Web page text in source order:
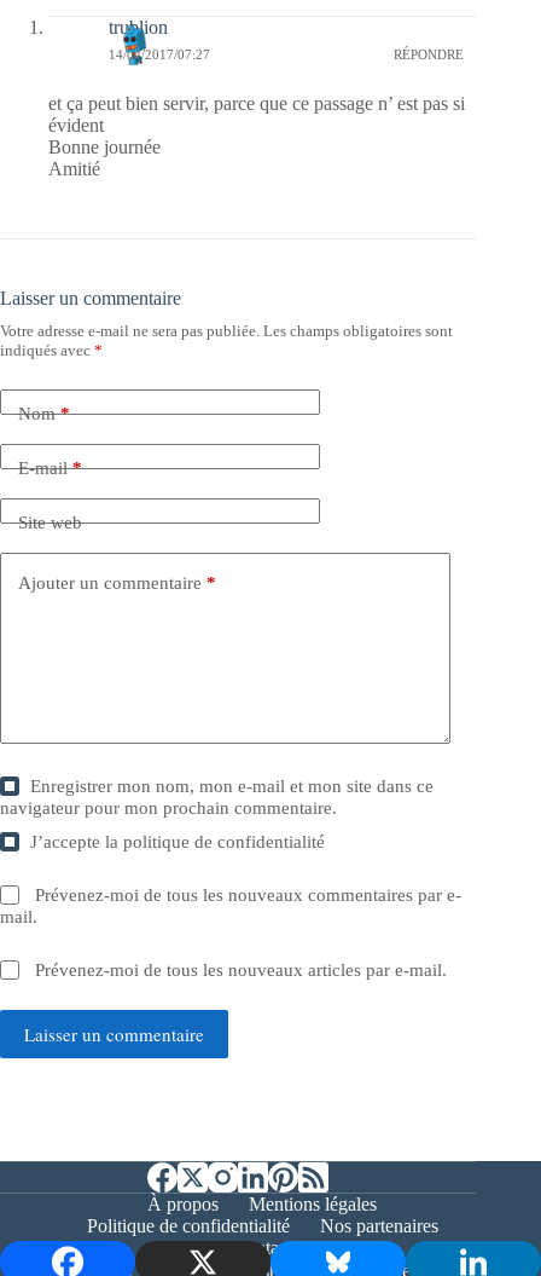
trublion
14/04/2017/07:27 RÉPONDRE
et ça peut bien servir, parce que ce passage n’ est pas si
évident
Bonne journée
Amitié
Laisser un commentaire
Votre adresse e-mail ne sera pas publiée. Les champs obligatoires sont
indiqués avec *
Nom*
E-mail*
Site web
Ajouter un commentaire *
Enregistrer mon nom, mon e-mail et mon site dans ce
navigateur pour mon prochain commentaire.
J’accepte lapolitique de confidentialité
Prévenez-moi de tous les nouveaux commentaires par e-
mail.
Prévenez-moi de tous les nouveaux articles par e-mail.
Laisser un commentaire
À propos
Mentions légales
Politique de confidentialité
Nos partenaires
Contact
Copyright © 2026 - Bernieshoot.fr Journal Web